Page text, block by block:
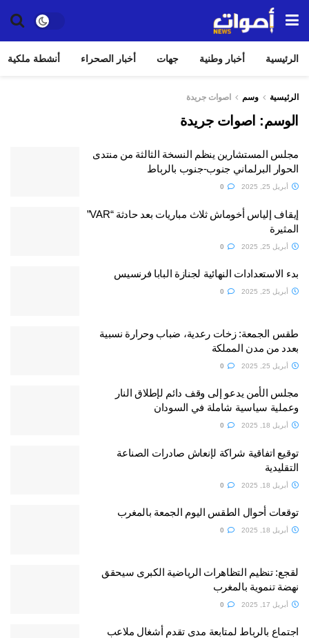
الرئيسية أخبار وطنية جهات أخبار الصحراء أنشطة ملكية
الرئيسية وسم اصوات جريدة
الوسم: اصوات جريدة
مجلس المستشارين ينظم النسخة الثالثة من منتدى
الحوار البرلماني جنوب-جنوب بالرباط
أبريل 25, 2025
إيقاف إلياس أخوماش ثلاث مباريات بعد حادثة “VAR”
المثيرة
أبريل 25, 2025
بدء الاستعدادات النهائية لجنازة البابا فرنسيس
أبريل 25, 2025
طقس الجمعة: زخات رعدية، ضباب وحرارة نسبية
بعدد من مدن المملكة
أبريل 25, 2025
مجلس الأمن يدعو إلى وقف دائم لإطلاق النار
وعملية سياسية شاملة في السودان
أبريل 18, 2025
توقيع اتفاقية شراكة لإنعاش صادرات الصناعة
التقليدية
أبريل 18, 2025
توقعات أحوال الطقس اليوم الجمعة بالمغرب
أبريل 18, 2025
لقجع: تنظيم التظاهرات الرياضية الكبرى سيحقق
نهضة تنموية بالمغرب
أبريل 17, 2025
اجتماع بالرباط لمتابعة مدى تقدم أشغال ملاعب